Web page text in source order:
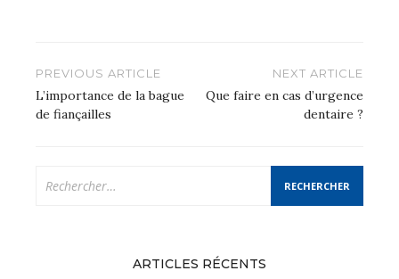
Navigation
de
l’article
PREVIOUS ARTICLE
L’importance de la bague
de fiançailles
NEXT ARTICLE
Que faire en cas d’urgence
dentaire ?
ARTICLES RÉCENTS